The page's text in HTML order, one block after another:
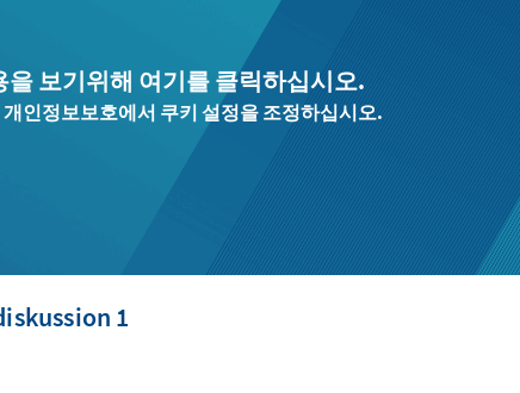
을 보기위해 여기를 클릭하십시오.
개인정보보호에서 쿠키 설정을 조정하십시오.
1